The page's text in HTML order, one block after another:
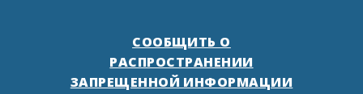
СООБЩИТЬ О
РАСПРОСТРАНЕНИИ
ЗАПРЕЩЕННОЙ ИНФОРМАЦИИ